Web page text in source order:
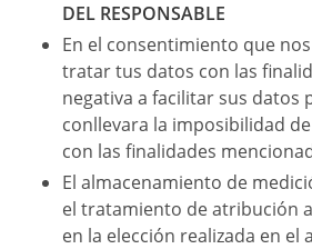
DEL RESPONSABLE
En el consentimiento que
tratar tus datos con las
negativa a facilitar sus datos
conllevara la imposibilidad
con las finalidades
El almacenamiento de
el tratamiento de atribución
en la elección realizada en el